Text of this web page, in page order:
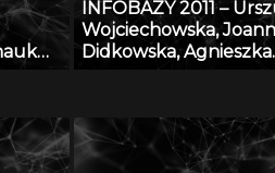
INFOBAZY 2011 –
Wojciechowska,
Didkowska, Agnieszka
wymiany wiedzy o
zagrożeniu
złośliwymi